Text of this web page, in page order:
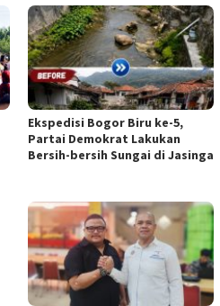
Ekspedisi Bogor Biru ke-5,
Partai Demokrat Lakukan
Bersih-bersih Sungai di Jasinga